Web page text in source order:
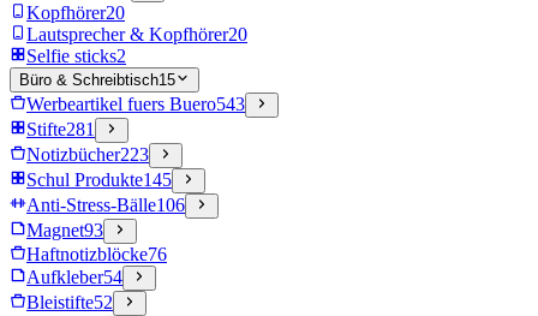
Kopfhörer20
Lautsprecher & Kopfhörer20
Selfie sticks2
Büro & Schreibtisch15
Werbeartikel fuers Buero543
Stifte281
Notizbücher223
Schul Produkte145
Anti-Stress-Bälle106
Magnet93
Haftnotizblöcke76
Aufkleber54
Bleistifte52